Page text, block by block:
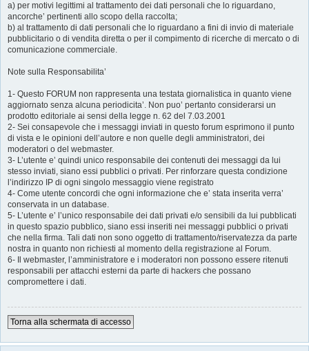
a) per motivi legittimi al trattamento dei dati personali che lo riguardano,
ancorche’ pertinenti allo scopo della raccolta;
b) al trattamento di dati personali che lo riguardano a fini di invio di materiale
pubblicitario o di vendita diretta o per il compimento di ricerche di mercato o di
comunicazione commerciale.
Note sulla Responsabilita’
1- Questo FORUM non rappresenta una testata giornalistica in quanto viene
aggiornato senza alcuna periodicita’. Non puo’ pertanto considerarsi un
prodotto editoriale ai sensi della legge n. 62 del 7.03.2001
2- Sei consapevole che i messaggi inviati in questo forum esprimono il punto
di vista e le opinioni dell’autore e non quelle degli amministratori, dei
moderatori o del webmaster.
3- L’utente e’ quindi unico responsabile dei contenuti dei messaggi da lui
stesso inviati, siano essi pubblici o privati. Per rinforzare questa condizione
l’indirizzo IP di ogni singolo messaggio viene registrato
4- Come utente concordi che ogni informazione che e’ stata inserita verra’
conservata in un database.
5- L’utente e’ l’unico responsabile dei dati privati e/o sensibili da lui pubblicati
in questo spazio pubblico, siano essi inseriti nei messaggi pubblici o privati
che nella firma. Tali dati non sono oggetto di trattamento/riservatezza da parte
nostra in quanto non richiesti al momento della registrazione al Forum.
6- Il webmaster, l’amministratore e i moderatori non possono essere ritenuti
responsabili per attacchi esterni da parte di hackers che possano
compromettere i dati.
Torna alla schermata di accesso